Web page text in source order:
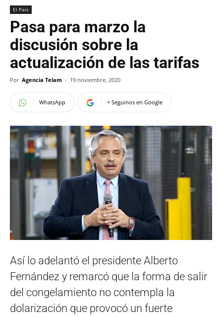
El Pais
Pasa para marzo la
discusión sobre la
actualización de las tarifas
Por Agencia Telam - 19 noviembre, 2020
WhatsApp + Seguinos en Google
Así lo adelantó el presidente Alberto
Fernández y remarcó que la forma de salir
del congelamiento no contempla la
dolarización que provocó un fuerte